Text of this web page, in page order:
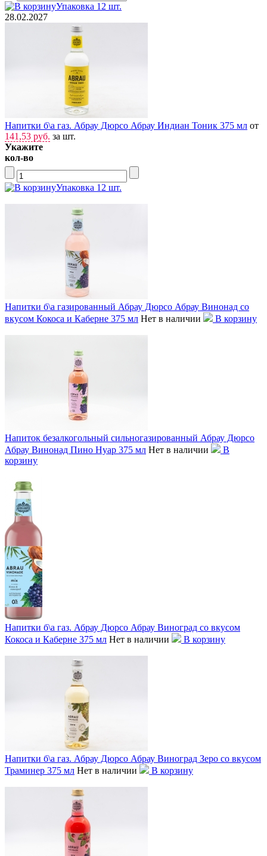
Упаковка 12 шт.
28.02.2027
Напитки б\а газ. Абрау Дюрсо Абрау Индиан Тоник 375 мл от
141,53 руб. за шт.
Укажите
кол-во
Упаковка 12 шт.
Напитки б\а газированный Абрау Дюрсо Абрау Винонад со
вкусом Кокоса и Каберне 375 мл Нет в наличии В корзину
Напиток безалкогольный сильногазированный Абрау Дюрсо
Абрау Винонад Пино Нуар 375 мл Нет в наличии
В
корзину
Напитки б\а газ. Абрау Дюрсо Абрау Виноград со вкусом
Кокоса и Каберне 375 мл Нет в наличии В корзину
Напитки б\а газ. Абрау Дюрсо Абрау Виноград Зеро со вкусом
Траминер 375 мл Нет в наличии В корзину